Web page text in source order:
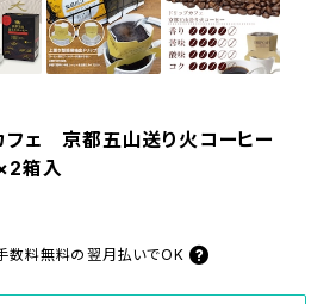
カフェ 京都五山送り火コーヒー
箱入
数料無料の 翌月払いでOK